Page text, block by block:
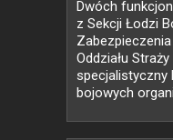
Dwóch
z Sekcji Łodzi
Oddziału
specjalistyczny
bojowych